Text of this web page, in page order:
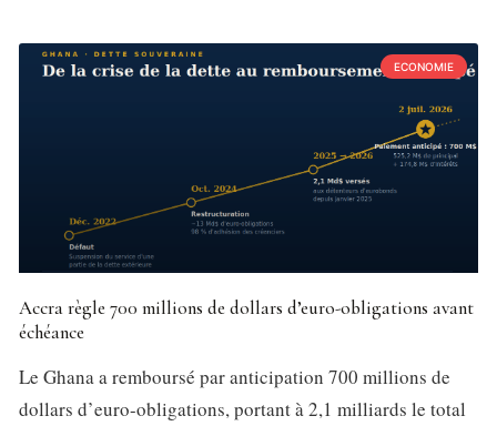
ECONOMIE
Accra règle 700 millions de dollars d’euro-obligations avant
échéance
Le Ghana a remboursé par anticipation 700 millions de
dollars d’euro-obligations, portant à 2,1 milliards le total